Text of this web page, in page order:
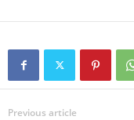
Previous article